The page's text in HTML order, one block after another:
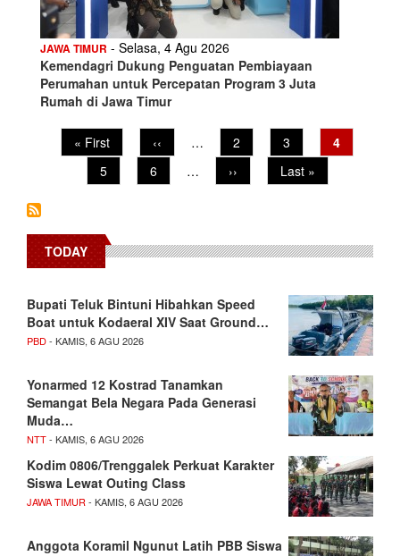
JAWA TIMUR - Selasa, 4 Agu 2026
Kemendagri Dukung Penguatan Pembiayaan
Perumahan untuk Percepatan Program 3 Juta
Rumah di Jawa Timur
Pagination
First
page
« First
Previous
page
‹‹ … Page
2 Page
3
Current
page
4
Page
5 Page
6 …
Next
page
››
Last
page
Last »
TODAY
Bupati Teluk Bintuni Hibahkan Speed
Boat untuk Kodaeral XIV Saat Ground…
PBD- KAMIS, 6 AGU 2026
Yonarmed 12 Kostrad Tanamkan
Semangat Bela Negara Pada Generasi
Muda…
NTT- KAMIS, 6 AGU 2026
Kodim 0806/Trenggalek Perkuat Karakter
Siswa Lewat Outing Class
JAWA TIMUR - KAMIS, 6 AGU 2026
Anggota Koramil Ngunut Latih PBB Siswa